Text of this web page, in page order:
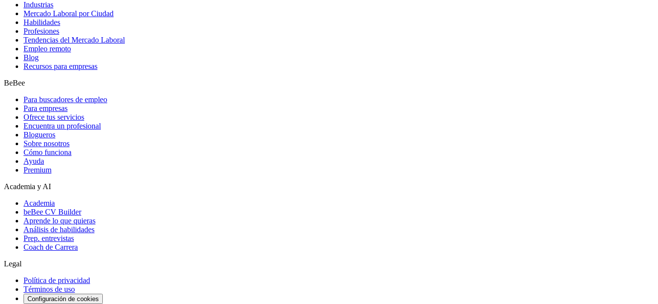
Industrias
Mercado Laboral por Ciudad
Habilidades
Profesiones
Tendencias del Mercado Laboral
Empleo remoto
Blog
Recursos para empresas
BeBee
Para buscadores de empleo
Para empresas
Ofrece tus servicios
Encuentra un profesional
Blogueros
Sobre nosotros
Cómo funciona
Ayuda
Premium
Academia y AI
Academia
beBee CV Builder
Aprende lo que quieras
Análisis de habilidades
Prep. entrevistas
Coach de Carrera
Legal
Política de privacidad
Términos de uso
Configuración de cookies